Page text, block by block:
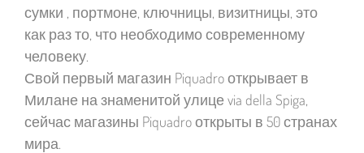
сумки , портмоне, ключницы, визитницы, это
как раз то, что необходимо современному
человеку.
Свой первый магазин Piquadro открывает в
Милане на знаменитой улице via della Spiga,
сейчас магазины Piquadro открыты в 50 странах
мира.